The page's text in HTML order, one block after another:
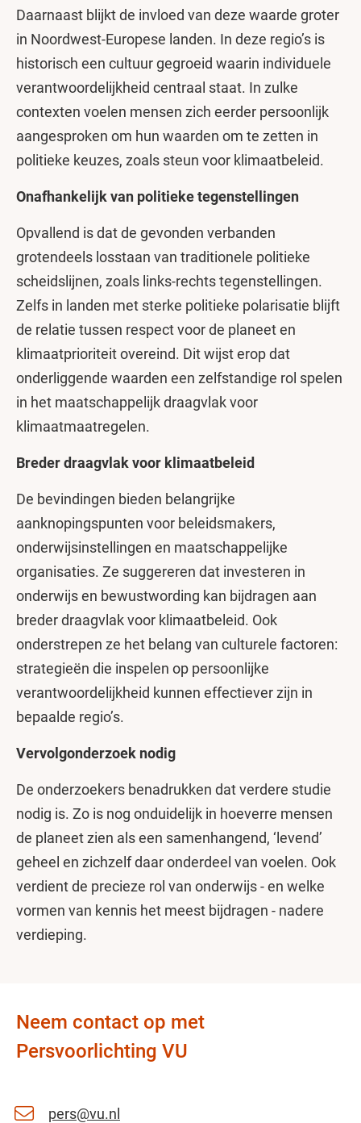
Daarnaast blijkt de invloed van deze waarde groter
in Noordwest-Europese landen. In deze regio’s is
historisch een cultuur gegroeid waarin individuele
verantwoordelijkheid centraal staat. In zulke
contexten voelen mensen zich eerder persoonlijk
aangesproken om hun waarden om te zetten in
politieke keuzes, zoals steun voor klimaatbeleid.
Onafhankelijk van politieke tegenstellingen
Opvallend is dat de gevonden verbanden
grotendeels losstaan van traditionele politieke
scheidslijnen, zoals links-rechts tegenstellingen.
Zelfs in landen met sterke politieke polarisatie blijft
de relatie tussen respect voor de planeet en
klimaatprioriteit overeind. Dit wijst erop dat
onderliggende waarden een zelfstandige rol spelen
in het maatschappelijk draagvlak voor
klimaatmaatregelen.
Breder draagvlak voor klimaatbeleid
De bevindingen bieden belangrijke
aanknopingspunten voor beleidsmakers,
onderwijsinstellingen en maatschappelijke
organisaties. Ze suggereren dat investeren in
onderwijs en bewustwording kan bijdragen aan
breder draagvlak voor klimaatbeleid. Ook
onderstrepen ze het belang van culturele factoren:
strategieën die inspelen op persoonlijke
verantwoordelijkheid kunnen effectiever zijn in
bepaalde regio’s.
Vervolgonderzoek nodig
De onderzoekers benadrukken dat verdere studie
nodig is. Zo is nog onduidelijk in hoeverre mensen
de planeet zien als een samenhangend, ‘levend’
geheel en zichzelf daar onderdeel van voelen. Ook
verdient de precieze rol van onderwijs - en welke
vormen van kennis het meest bijdragen - nadere
verdieping.
Neem contact op met
Persvoorlichting VU
pers@vu.nl